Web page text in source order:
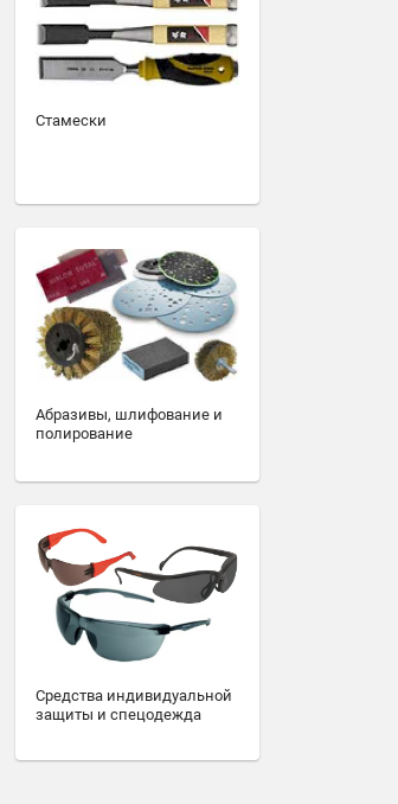
Стамески
Абразивы, шлифование и
полирование
Средства индивидуальной
защиты и спецодежда